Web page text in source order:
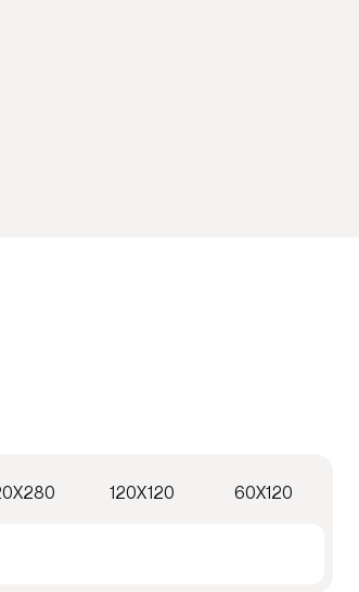
120X120 60X120